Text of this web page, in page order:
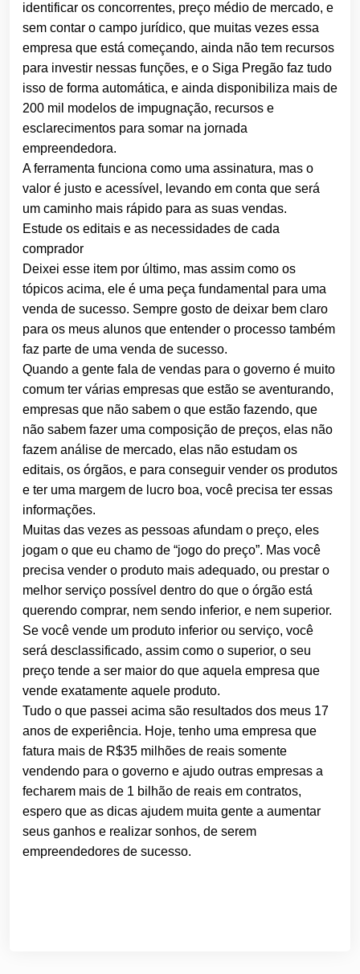
identificar os concorrentes, preço médio de mercado, e
sem contar o campo jurídico, que muitas vezes essa
empresa que está começando, ainda não tem recursos
para investir nessas funções, e o Siga Pregão faz tudo
isso de forma automática, e ainda disponibiliza mais de
200 mil modelos de impugnação, recursos e
esclarecimentos para somar na jornada
empreendedora.
A ferramenta funciona como uma assinatura, mas o
valor é justo e acessível, levando em conta que será
um caminho mais rápido para as suas vendas.
Estude os editais e as necessidades de cada
comprador
Deixei esse item por último, mas assim como os
tópicos acima, ele é uma peça fundamental para uma
venda de sucesso. Sempre gosto de deixar bem claro
para os meus alunos que entender o processo também
faz parte de uma venda de sucesso.
Quando a gente fala de vendas para o governo é muito
comum ter várias empresas que estão se aventurando,
empresas que não sabem o que estão fazendo, que
não sabem fazer uma composição de preços, elas não
fazem análise de mercado, elas não estudam os
editais, os órgãos, e para conseguir vender os produtos
e ter uma margem de lucro boa, você precisa ter essas
informações.
Muitas das vezes as pessoas afundam o preço, eles
jogam o que eu chamo de “jogo do preço”. Mas você
precisa vender o produto mais adequado, ou prestar o
melhor serviço possível dentro do que o órgão está
querendo comprar, nem sendo inferior, e nem superior.
Se você vende um produto inferior ou serviço, você
será desclassificado, assim como o superior, o seu
preço tende a ser maior do que aquela empresa que
vende exatamente aquele produto.
Tudo o que passei acima são resultados dos meus 17
anos de experiência. Hoje, tenho uma empresa que
fatura mais de R$35 milhões de reais somente
vendendo para o governo e ajudo outras empresas a
fecharem mais de 1 bilhão de reais em contratos,
espero que as dicas ajudem muita gente a aumentar
seus ganhos e realizar sonhos, de serem
empreendedores de sucesso.